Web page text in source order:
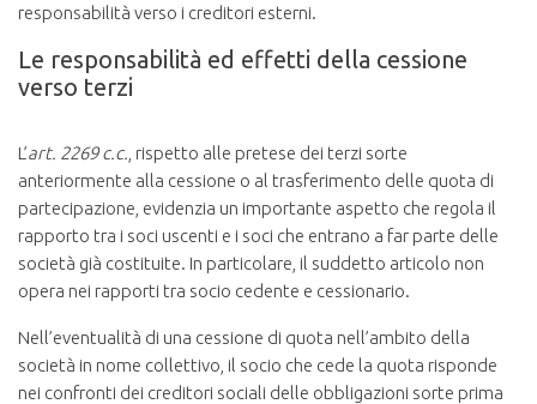
responsabilità verso i creditori esterni.
Le responsabilità ed effetti della cessione
verso terzi
L’art. 2269 c.c. , rispetto alle pretese dei terzi sorte
anteriormente alla cessione o al trasferimento delle quota di
partecipazione, evidenzia un importante aspetto che regola il
rapporto tra i soci uscenti e i soci che entrano a far parte delle
società già costituite. In particolare, il suddetto articolo non
opera nei rapporti tra socio cedente e cessionario.
Nell’eventualità di una cessione di quota nell’ambito della
società in nome collettivo, il socio che cede la quota risponde
nei confronti dei creditori sociali delle obbligazioni sorte prima